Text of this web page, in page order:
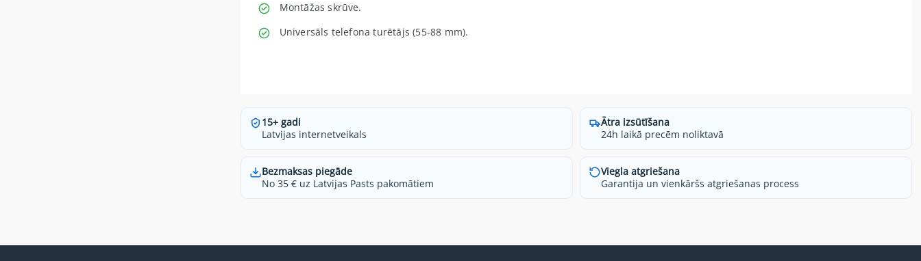
Montāžas skrūve.
Universāls telefona turētājs (55-88 mm).
15+ gadi
Latvijas internetveikals
Ātra izsūtīšana
24h laikā precēm noliktavā
Bezmaksas piegāde
No 35 € uz Latvijas Pasts pakomātiem
Viegla atgriešana
Garantija un vienkāršs atgriešanas process